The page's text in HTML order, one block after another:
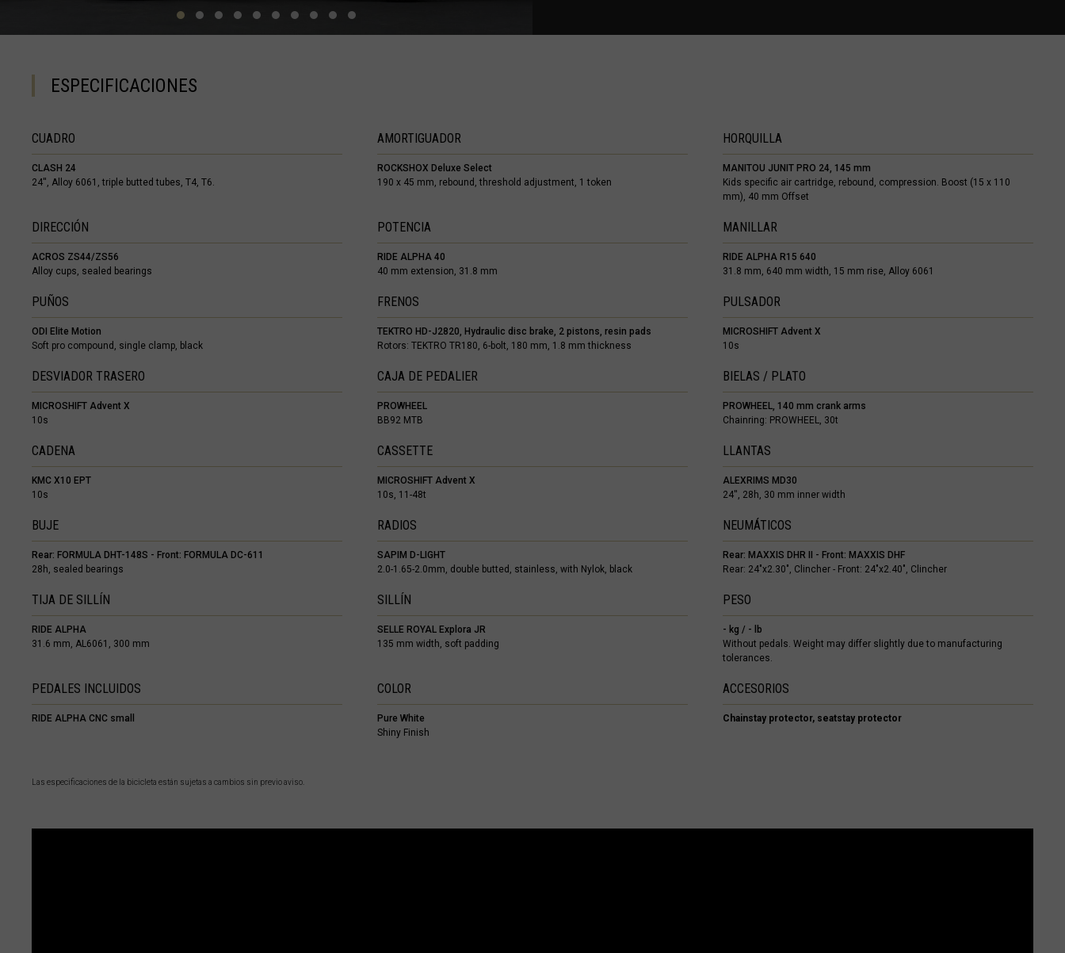
Birmania, Myanma မြန်မာ
Bonaire, San Eustaquio y Saba
Bután, Druk Yul, འབྲུག་ཡུལ
Camboya, Kampuchea កម្ពុជា
Camerún, Cameroon, Cameroun
Costa Rica
ESPECIFICACIONES
CUADRO
CLASH 24
24'', Alloy 6061, triple butted tubes, T4, T6.
AMORTIGUADOR
ROCKSHOX Deluxe Select
190 x 45 mm, rebound, threshold adjustment, 1 token
HORQUILLA
MANITOU JUNIT PRO 24, 145 mm
Kids specific air cartridge, rebound, compression. Boost (15 x 110
mm), 40 mm Offset
DIRECCIÓN
ACROS ZS44/ZS56
Alloy cups, sealed bearings
POTENCIA
RIDE ALPHA 40
40 mm extension, 31.8 mm
MANILLAR
RIDE ALPHA R15 640
31.8 mm, 640 mm width, 15 mm rise, Alloy 6061
PUÑOS
ODI Elite Motion
Soft pro compound, single clamp, black
FRENOS
TEKTRO HD-J2820, Hydraulic disc brake, 2 pistons, resin pads
Rotors: TEKTRO TR180, 6-bolt, 180 mm, 1.8 mm thickness
PULSADOR
MICROSHIFT Advent X
10s
DESVIADOR TRASERO
MICROSHIFT Advent X
10s
CAJA DE PEDALIER
PROWHEEL
BB92 MTB
BIELAS / PLATO
PROWHEEL, 140 mm crank arms
Chainring: PROWHEEL, 30t
CADENA
KMC X10 EPT
10s
CASSETTE
MICROSHIFT Advent X
10s, 11-48t
LLANTAS
ALEXRIMS MD30
24'', 28h, 30 mm inner width
BUJE
Rear: FORMULA DHT-148S - Front: FORMULA DC-611
28h, sealed bearings
RADIOS
SAPIM D-LIGHT
2.0-1.65-2.0mm, double butted, stainless, with Nylok, black
NEUMÁTICOS
Rear: MAXXIS DHR II - Front: MAXXIS DHF
Rear: 24"x2.30", Clincher - Front: 24"x2.40", Clincher
TIJA DE SILLÍN
RIDE ALPHA
31.6 mm, AL6061, 300 mm
SILLÍN
SELLE ROYAL Explora JR
135 mm width, soft padding
PESO
- kg / - lb
Without pedals. Weight may differ slightly due to manufacturing
tolerances.
PEDALES INCLUIDOS
RIDE ALPHA CNC small
COLOR
Pure White
Shiny Finish
ACCESORIOS
Chainstay protector, seatstay protector
Las especificaciones de la bicicleta están sujetas a cambios sin previo aviso.